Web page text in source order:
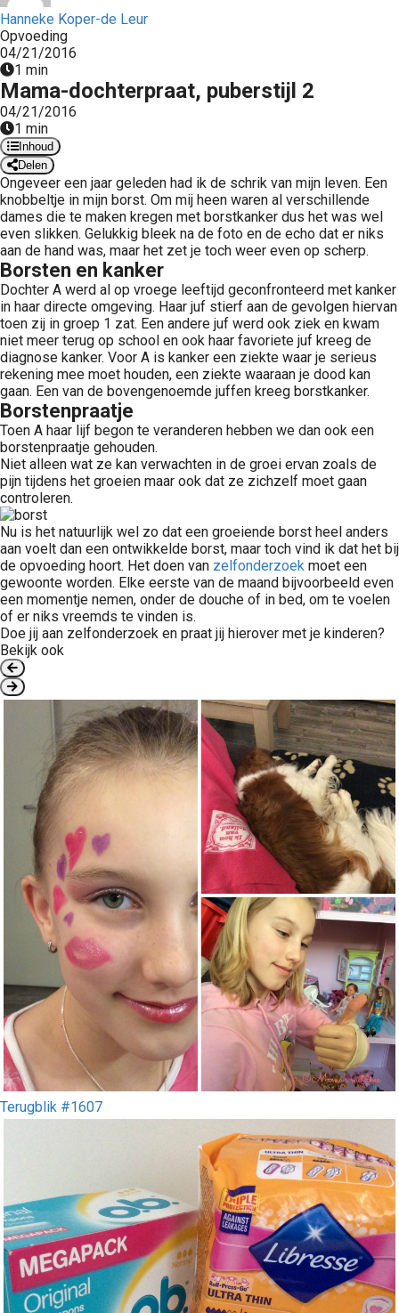
Hanneke Koper-de Leur
Opvoeding
04/21/2016
1 min
Mama-dochterpraat, puberstijl 2
04/21/2016
1 min
Inhoud
Delen
Ongeveer een jaar geleden had ik de schrik van mijn leven. Een
knobbeltje in mijn borst. Om mij heen waren al verschillende
dames die te maken kregen met borstkanker dus het was wel
even slikken. Gelukkig bleek na de foto en de echo dat er niks
aan de hand was, maar het zet je toch weer even op scherp.
Borsten en kanker
Dochter A werd al op vroege leeftijd geconfronteerd met kanker
in haar directe omgeving. Haar juf stierf aan de gevolgen hiervan
toen zij in groep 1 zat. Een andere juf werd ook ziek en kwam
niet meer terug op school en ook haar favoriete juf kreeg de
diagnose kanker. Voor A is kanker een ziekte waar je serieus
rekening mee moet houden, een ziekte waaraan je dood kan
gaan. Een van de bovengenoemde juffen kreeg borstkanker.
Borstenpraatje
Toen A haar lijf begon te veranderen hebben we dan ook een
borstenpraatje gehouden.
Niet alleen wat ze kan verwachten in de groei ervan zoals de
pijn tijdens het groeien maar ook dat ze zichzelf moet gaan
controleren.
Nu is het natuurlijk wel zo dat een groeiende borst heel anders
aan voelt dan een ontwikkelde borst, maar toch vind ik dat het bij
de opvoeding hoort. Het doen van zelfonderzoek moet een
gewoonte worden. Elke eerste van de maand bijvoorbeeld even
een momentje nemen, onder de douche of in bed, om te voelen
of er niks vreemds te vinden is.
Doe jij aan zelfonderzoek en praat jij hierover met je kinderen?
Bekijk ook
Terugblik #1607
de
Hierdoor
website-
van